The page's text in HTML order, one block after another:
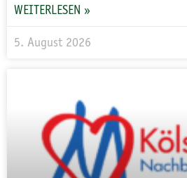
WEITERLESEN »
5. August 2026